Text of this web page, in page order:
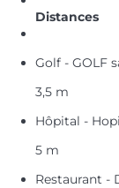
Distances
Golf - GOLF
3,5 m
Hôpital -
5 m
Restaurant -